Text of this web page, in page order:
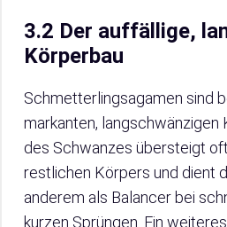
3.2 Der auffällige,
Körperbau
Schmetterlingsagamen sind
markanten, langschwänzigen
des Schwanzes übersteigt
restlichen Körpers und dient
anderem als Balancer bei
kurzen Sprüngen. Ein